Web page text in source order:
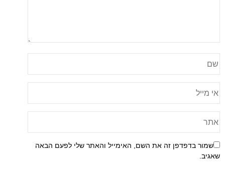
שמור בדפדפן זה את השם, האימייל והאתר שלי לפעם הבאה
שאגיב.